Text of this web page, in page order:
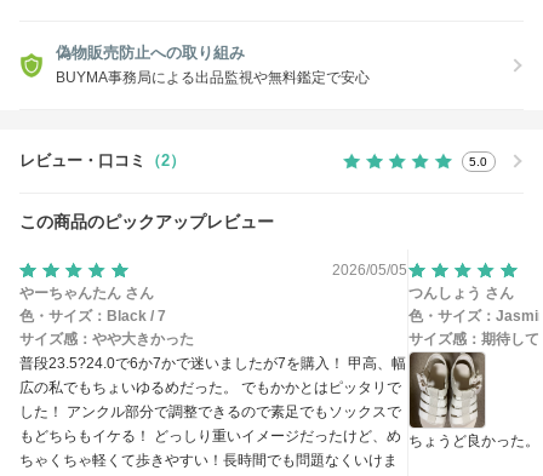
偽物販売防止への取り組み
BUYMA事務局による出品監視や無料鑑定で安心
レビュー・口コミ （2） 5.0
この商品のピックアップレビュー
2026/05/05
やーちゃんたん さん
色・サイズ： Black / 7
サイズ感： やや大きかった
普段23.5?24.0で6か7かで迷いましたが7を購入！ 甲高、幅
広の私でもちょいゆるめだった。 でもかかとはピッタリで
した！ アンクル部分で調整できるので素足でもソックスで
もどちらもイケる！ どっしり重いイメージだったけど、め
ちゃくちゃ軽くて歩きやすい！長時間でも問題なくいけま
つんしょう さん
色・サイズ：
サイズ感： 期待して
ちょうど良かった